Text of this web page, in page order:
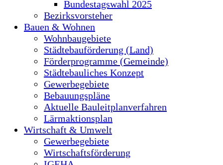
Bundestagswahl 2025
Bezirksvorsteher
Bauen & Wohnen
Wohnbaugebiete
Städtebauförderung (Land)
Förderprogramme (Gemeinde)
Städtebauliches Konzept
Gewerbegebiete
Bebauungspläne
Aktuelle Bauleitplanverfahren
Lärmaktionsplan
Wirtschaft & Umwelt
Gewerbegebiete
Wirtschaftsförderung